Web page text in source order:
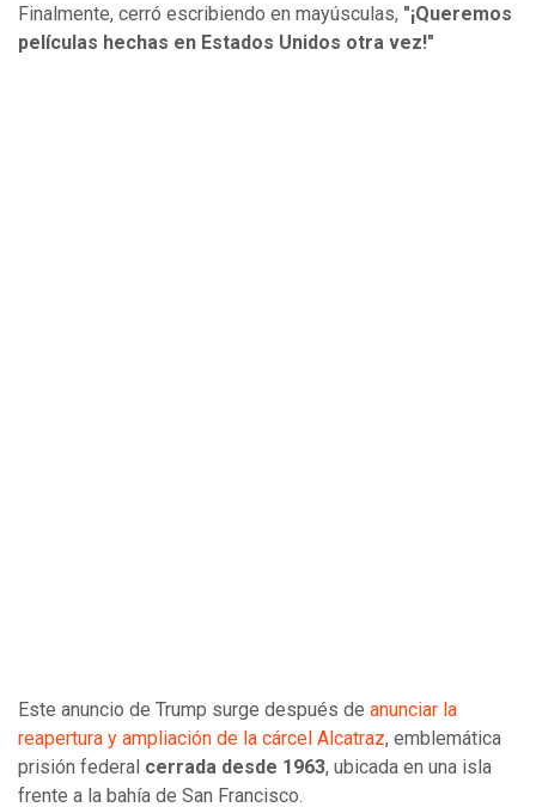
Finalmente, cerró escribiendo en mayúsculas, "¡Queremos
películas hechas en Estados Unidos otra vez!"
Este anuncio de Trump surge después de anunciar la
reapertura y ampliación de la cárcel Alcatraz, emblemática
prisión federal cerrada desde 1963, ubicada en una isla
frente a la bahía de San Francisco.